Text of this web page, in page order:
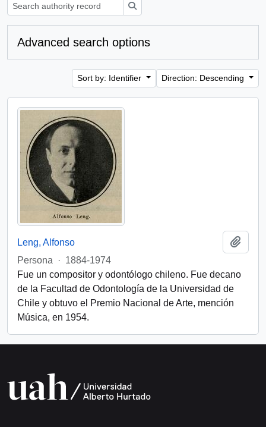
Advanced search options
Sort by: Identifier Direction: Descending
Leng, Alfonso
Persona
· 1884-1974
Fue un compositor y odontólogo chileno. Fue decano
de la Facultad de Odontología de la Universidad de
Chile y obtuvo el Premio Nacional de Arte, mención
Música, en 1954.